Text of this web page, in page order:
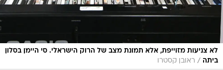
לא צניעות מזוייפת, אלא תמונת מצב של הרוק הישראלי. סי היימן בסלון
ביתה / ראובן קסטרו